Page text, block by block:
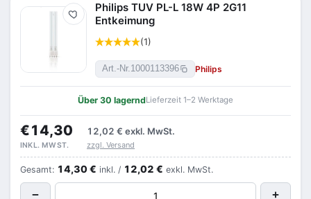
Merken
Philips TUV PL-L 18W 4P 2G11
Entkeimung
(1)
Art.-Nr.1000113396 Philips
Über 30 lagerndLieferzeit 1–2 Werktage
€14,30 12,02 € exkl. MwSt.
INKL. MWST. zzgl. Versand
Gesamt: 14,30 € inkl. / 12,02 € exkl. MwSt.
− +